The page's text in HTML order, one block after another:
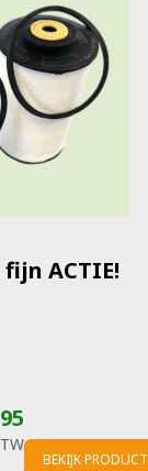
ACTIE!
BEKIJK PRODUCT